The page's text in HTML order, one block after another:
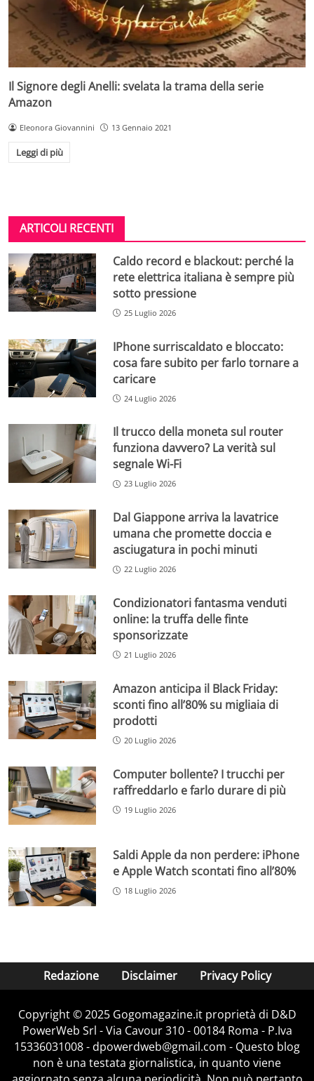
Il Signore degli Anelli: svelata la trama della serie
Amazon
Eleonora Giovannini 13 Gennaio 2021
Leggi di più
ARTICOLI RECENTI
Caldo record e blackout: perché la
rete elettrica italiana è sempre più
sotto pressione
25 Luglio 2026
IPhone surriscaldato e bloccato:
cosa fare subito per farlo tornare a
caricare
24 Luglio 2026
Il trucco della moneta sul router
funziona davvero? La verità sul
segnale Wi-Fi
23 Luglio 2026
Dal Giappone arriva la lavatrice
umana che promette doccia e
asciugatura in pochi minuti
22 Luglio 2026
Condizionatori fantasma venduti
online: la truffa delle finte
sponsorizzate
21 Luglio 2026
Amazon anticipa il Black Friday:
sconti fino all’80% su migliaia di
prodotti
20 Luglio 2026
Computer bollente? I trucchi per
raffreddarlo e farlo durare di più
19 Luglio 2026
Saldi Apple da non perdere: iPhone
e Apple Watch scontati fino all’80%
18 Luglio 2026
Redazione Disclaimer Privacy Policy
Copyright © 2025 Gogomagazine.it proprietà di D&D
PowerWeb Srl - Via Cavour 310 - 00184 Roma - P.Iva
15336031008 - dpowerdweb@gmail.com - Questo blog
non è una testata giornalistica, in quanto viene